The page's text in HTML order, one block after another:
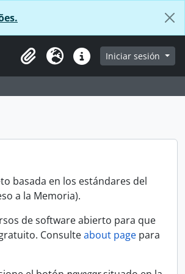
in browse page
Clipboard
Idioma Enlaces rápidos
Iniciar sesión
basada en los estándares del
a la Memoria).
de software abierto para que
Consulteabout page para